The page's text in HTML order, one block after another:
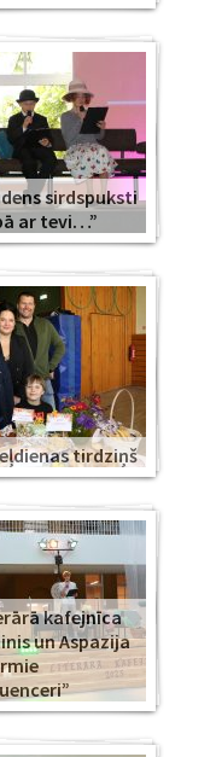
sirdspuksti
ar tevi…”
tirdziņš
kafejnīca
un Aspazija